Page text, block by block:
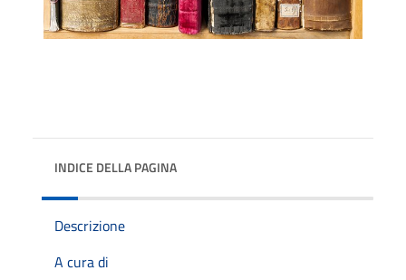
INDICE DELLA PAGINA
Descrizione
A cura di